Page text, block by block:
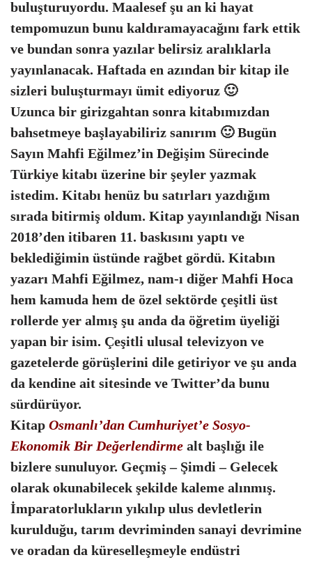
buluşturuyordu. Maalesef şu an ki hayat
tempomuzun bunu kaldıramayacağını fark ettik
ve bundan sonra yazılar belirsiz aralıklarla
yayınlanacak. Haftada en azından bir kitap ile
sizleri buluşturmayı ümit ediyoruz 🙂
Uzunca bir girizgahtan sonra kitabımızdan
bahsetmeye başlayabiliriz sanırım 🙂 Bugün
Sayın Mahfi Eğilmez’in Değişim Sürecinde
Türkiye kitabı üzerine bir şeyler yazmak
istedim. Kitabı henüz bu satırları yazdığım
sırada bitirmiş oldum. Kitap yayınlandığı Nisan
2018’den itibaren 11. baskısını yaptı ve
beklediğimin üstünde rağbet gördü. Kitabın
yazarı Mahfi Eğilmez, nam-ı diğer Mahfi Hoca
hem kamuda hem de özel sektörde çeşitli üst
rollerde yer almış şu anda da öğretim üyeliği
yapan bir isim. Çeşitli ulusal televizyon ve
gazetelerde görüşlerini dile getiriyor ve şu anda
da kendine ait sitesinde ve Twitter’da bunu
sürdürüyor.
Kitap Osmanlı’dan Cumhuriyet’e Sosyo-
Ekonomik Bir Değerlendirme alt başlığı ile
bizlere sunuluyor. Geçmiş – Şimdi – Gelecek
olarak okunabilecek şekilde kaleme alınmış.
İmparatorlukların yıkılıp ulus devletlerin
kurulduğu, tarım devriminden sanayi devrimine
ve oradan da küreselleşmeyle endüstri